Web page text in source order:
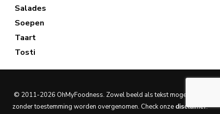
Salades
Soepen
Taart
Tosti
© 2011-2026 OhMyFoodness. Zowel beeld als tekst mogen nooit
zonder toestemming worden overgenomen. Check onze disclaimer.